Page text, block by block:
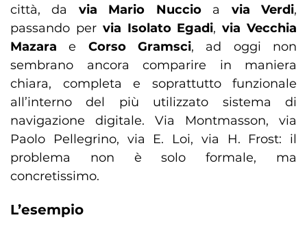
città, da via Mario Nuccioa via Verdi,
passando per via Isolato Egadi,via Vecchia
Mazara e Corso Gramsci, ad oggi non
sembrano ancora comparire in maniera
chiara, completa e soprattutto funzionale
all’interno del più utilizzato sistema di
navigazione digitale. Via Montmasson, via
Paolo Pellegrino, via E. Loi, via H. Frost: il
problema non è solo formale, ma
concretissimo.
L’esempio